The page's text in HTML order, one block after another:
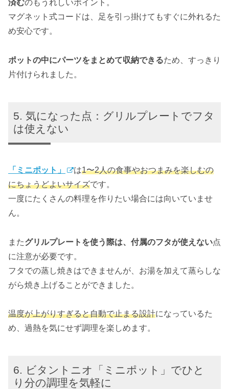
済むのもうれしいポイント。
マグネット式コードは、足を引っ掛けてもすぐに外れるた
め安心です。
ポットの中にパーツをまとめて収納できるため、すっきり
片付けられました。
気になった点：グリルプレートでフタ
は使えない
「ミニポット」 は1〜2人の食事やおつまみを楽しむの
にちょうどよいサイズです。
一度にたくさんの料理を作りたい場合には向いていませ
ん。
またグリルプレートを使う際は、付属のフタが使えない点
に注意が必要です。
フタでの蒸し焼きはできませんが、お湯を加えて蒸らしな
がら焼き上げることができました。
温度が上がりすぎると自動で止まる設計になっているた
め、過熱を気にせず調理を楽しめます。
ビタントニオ「ミニポット」でひと
り分の調理を気軽に